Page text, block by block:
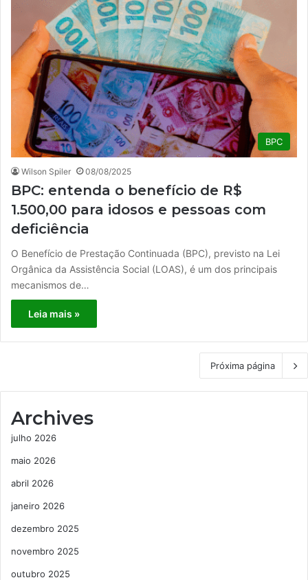
BPC
Wilson Spiler 08/08/2025
BPC: entenda o benefício de R$
1.500,00 para idosos e pessoas com
deficiência
O Benefício de Prestação Continuada (BPC), previsto na Lei
Orgânica da Assistência Social (LOAS), é um dos principais
mecanismos de…
Leia mais »
Próxima página
Archives
julho 2026
maio 2026
abril 2026
janeiro 2026
dezembro 2025
novembro 2025
outubro 2025